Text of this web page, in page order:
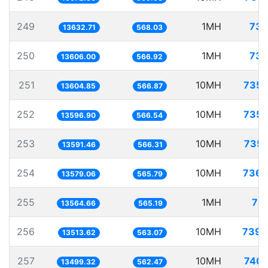
249 13632.71 568.03 1MH
250 13606.00 566.92 1MH
251 13604.85 566.87 10MH
252 13596.90 566.54 10MH
253 13591.46 566.31 10MH
254 13579.06 565.79 10MH
255 13564.66 565.19 1MH
256 13513.62 563.07 10MH
257 13499.32 562.47 10MH